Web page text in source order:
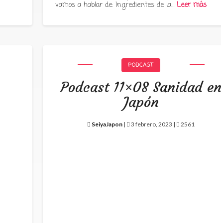
vamos a hablar de: Ingredientes de la…Leer más
PODCAST
Podcast 11×08 Sanidad en
Japón
SeiyaJapon | 3 febrero, 2023 | 2561